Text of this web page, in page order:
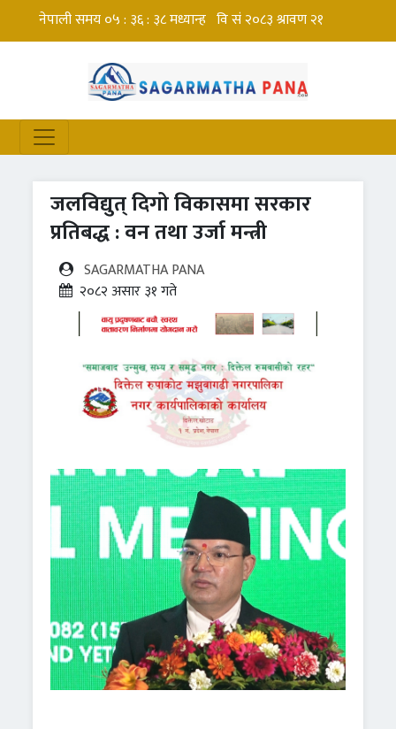
जलविद्युत् दिगो विकासमा सरकार
प्रतिबद्ध : वन तथा उर्जा मन्त्री
SAGARMATHA PANA
२०८२ असार ३१ गते